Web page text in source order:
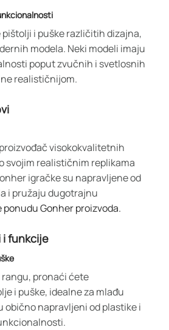
pištolji i puške različitih dizajna,
modela. Neki modeli imaju
poput zvučnih i svetlosnih
realističnijom.
visokokvalitetnih
svojim realističnim replikama
igračke su napravljene od
i pružaju dugotrajnu
ponudu Gonher proizvoda.
i funkcije
pronaći ćete
i puške, idealne za mlađu
obično napravljeni od plastike i